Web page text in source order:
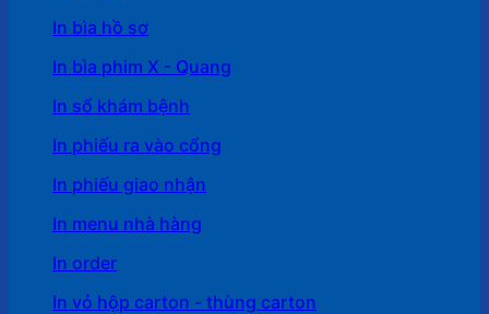
In bìa hồ sơ
In bìa phim X - Quang
In sổ khám bệnh
In phiếu ra vào cổng
In phiếu giao nhận
In menu nhà hàng
In order
In vỏ hộp carton - thùng carton